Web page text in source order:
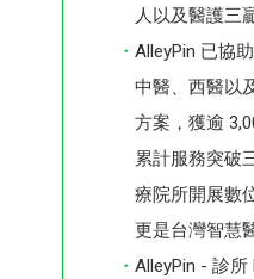
人以及醫護三
AlleyPin 已協
中醫、西醫以
方案，獲逾
累計服務突破
療院所開展數
更是台灣智慧
AlleyPin - 診所